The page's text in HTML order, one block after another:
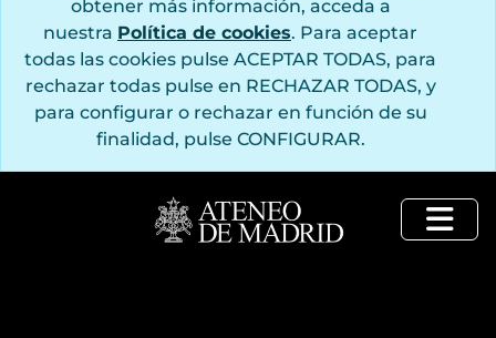
obtener más información, acceda a
nuestra Política de cookies. Para aceptar
todas las cookies pulse ACEPTAR TODAS, para
rechazar todas pulse en RECHAZAR TODAS, y
para configurar o rechazar en función de su
finalidad, pulse CONFIGURAR.